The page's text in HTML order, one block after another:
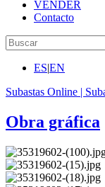
VENDER
Contacto
ES|EN
Subastas Online |
Obra gráfica